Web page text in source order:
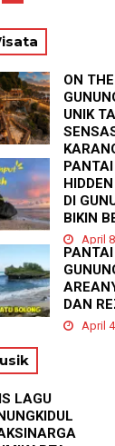
ON
UNIK
April
DI
BIKIN
April
DAN
April
LAGU